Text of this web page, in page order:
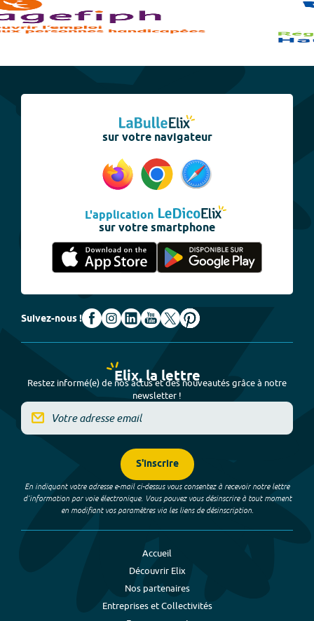
sur votre navigateur
L'application
sur votre smartphone
Suivez-nous !
Elix, la lettre
Restez informé(e) de nos actus et des nouveautés grâce à notre
newsletter !
S'inscrire
En indiquant votre adresse e-mail ci-dessus vous consentez à recevoir notre lettre
d’information par voie électronique. Vous pouvez vous désinscrire à tout moment
en modifiant vos paramètres via les liens de désinscription.
Accueil
Découvrir Elix
Nos partenaires
Entreprises et Collectivités